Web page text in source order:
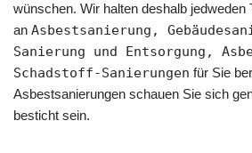
wünschen. Wir halten deshalb jedweden
an Asbestsanierung,
Sanierung und Entsorgung,
Schadstoff-Sanierungen für Sie
Asbestsanierungen schauen Sie sich
besticht sein.